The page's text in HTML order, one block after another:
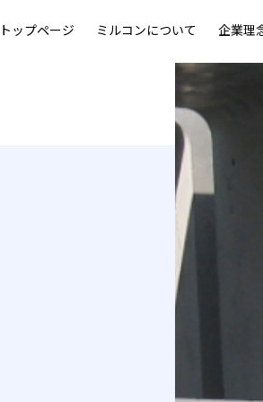
トップページ ミルコンについて 企業理